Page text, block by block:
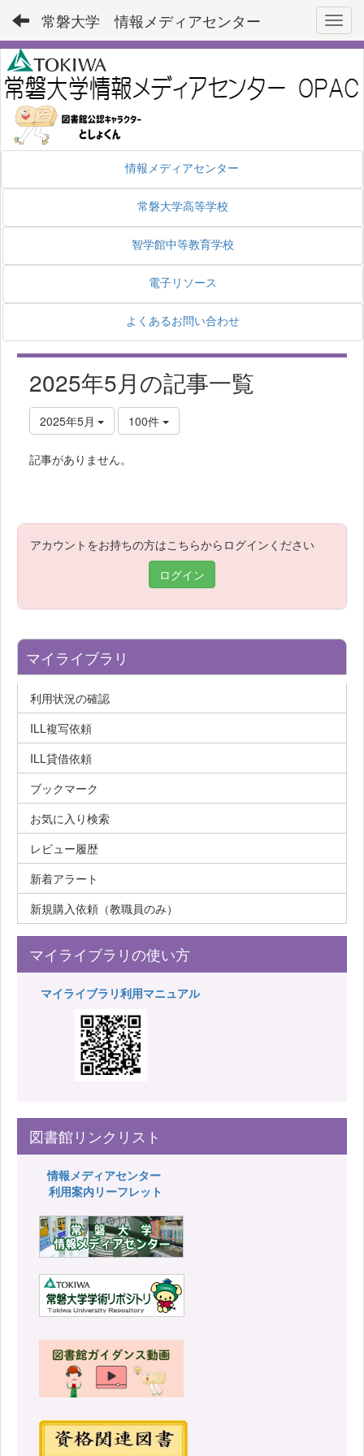
常磐大学 情報メディアセンター
情報メディアセンター
常磐大学高等学校
智学館中等教育学校
電子リソース
よくあるお問い合わせ
2025年5月の記事一覧
2025年5月 100件
記事がありません。
アカウントをお持ちの方はこちらからログインください
ログイン
マイライブラリ
利用状況の確認
ILL複写依頼
ILL貸借依頼
ブックマーク
お気に入り検索
レビュー履歴
新着アラート
新規購入依頼（教職員のみ）
マイライブラリの使い方
マイライブラリ利用マニュアル
図書館リンクリスト
情報メディアセンター
利用案内リーフレット